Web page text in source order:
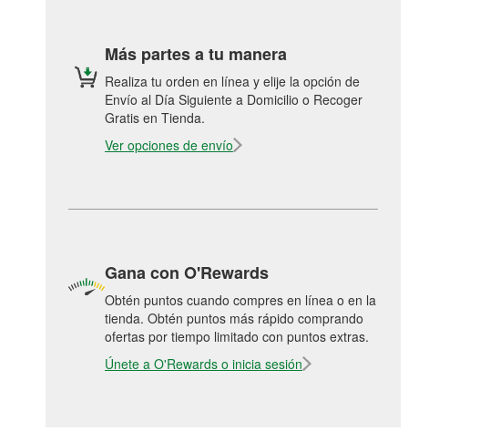
Más partes a tu manera
Realiza tu orden en línea y elije la opción de
Envío al Día Siguiente a Domicilio o Recoger
Gratis en Tienda.
Ver opciones de envío
Gana con O'Rewards
Obtén puntos cuando compres en línea o en la
tienda. Obtén puntos más rápido comprando
ofertas por tiempo limitado con puntos extras.
Únete a O'Rewards o inicia sesión